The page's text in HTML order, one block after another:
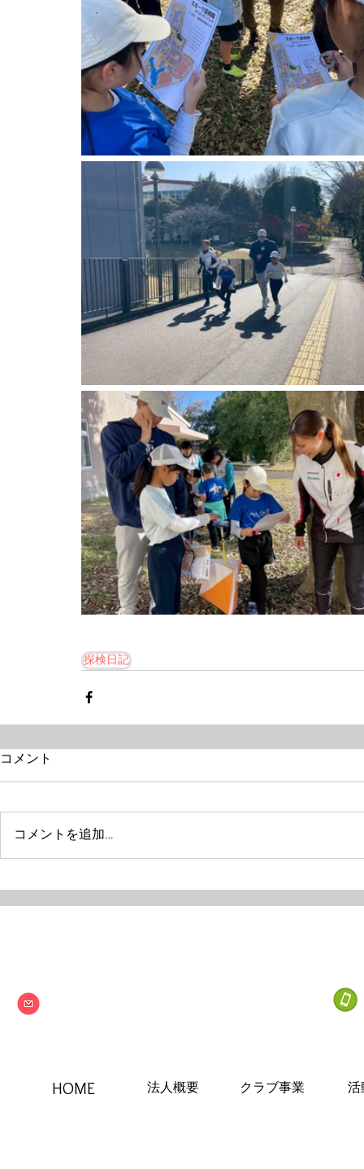
探検日記
コメント
コメントを追加…
HOME 法人概要 クラブ事業 活